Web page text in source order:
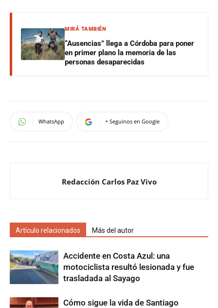
MIRÁ TAMBIÉN
“Ausencias” llega a Córdoba para poner
en primer plano la memoria de las
personas desaparecidas
WhatsApp + Seguinos en Google
Redacción Carlos Paz Vivo
Artículo relacionados Más del autor
Accidente en Costa Azul: una
motociclista resultó lesionada y fue
trasladada al Sayago
Cómo sigue la vida de Santiago